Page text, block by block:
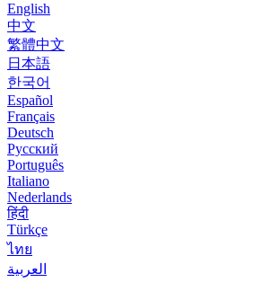
English
中文
繁體中文
日本語
한국어
Español
Français
Deutsch
Русский
Português
Italiano
Nederlands
हिंदी
Türkçe
ไทย
العربية